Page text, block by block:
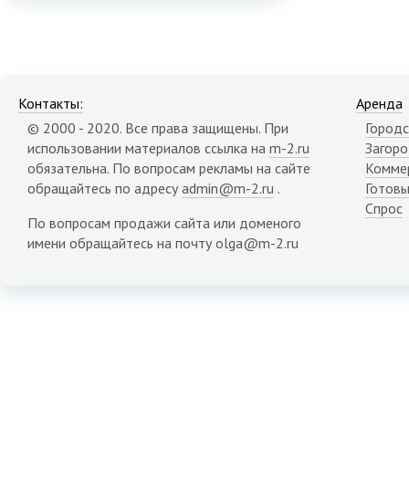
Контакты:
© 2000 - 2020. Все права защищены. При
использовании материалов ссылка на m-2.ru
обязательна. По вопросам рекламы на сайте
обращайтесь по адресу admin@m-2.ru .
По вопросам продажи сайта или доменого
имени обращайтесь на почту olga@m-2.ru
Аренда
Спрос